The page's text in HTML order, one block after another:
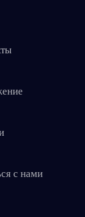
с нами